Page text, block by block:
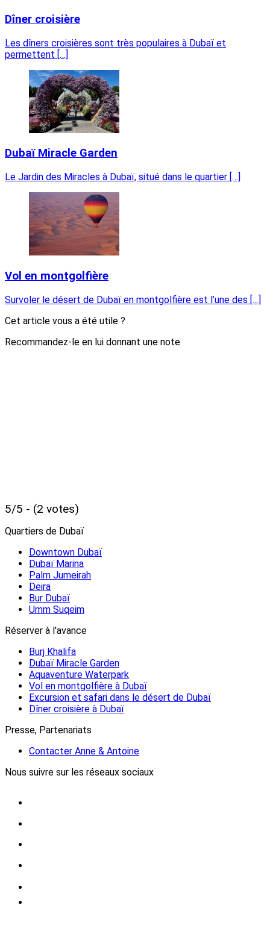
Dîner croisière
Les dîners croisières sont très populaires à Dubaï et
permettent […]
Dubaï Miracle Garden
Le Jardin des Miracles à Dubaï, situé dans le quartier […]
Vol en montgolfière
Survoler le désert de Dubaï en montgolfière est l’une des […]
Cet article vous a été utile ?
Recommandez-le en lui donnant une note
5/5 - (2 votes)
Quartiers de Dubaï
Downtown Dubaï
Dubaï Marina
Palm Jumeirah
Deira
Bur Dubaï
Umm Suqeim
Réserver à l'avance
Burj Khalifa
Dubaï Miracle Garden
Aquaventure Waterpark
Vol en montgolfière à Dubaï
Excursion et safari dans le désert de Dubaï
Dîner croisière à Dubaï
Presse, Partenariats
Contacter Anne & Antoine
Nous suivre sur les réseaux sociaux